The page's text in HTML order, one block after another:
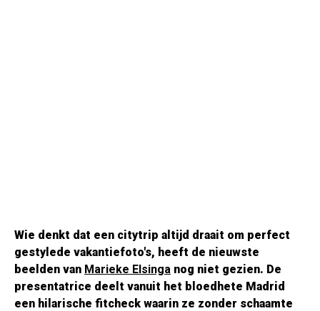
Wie denkt dat een citytrip altijd draait om perfect
gestylede vakantiefoto's, heeft de nieuwste
beelden van Marieke Elsinga nog niet gezien. De
presentatrice deelt vanuit het bloedhete Madrid
een hilarische fitcheck waarin ze zonder schaamte